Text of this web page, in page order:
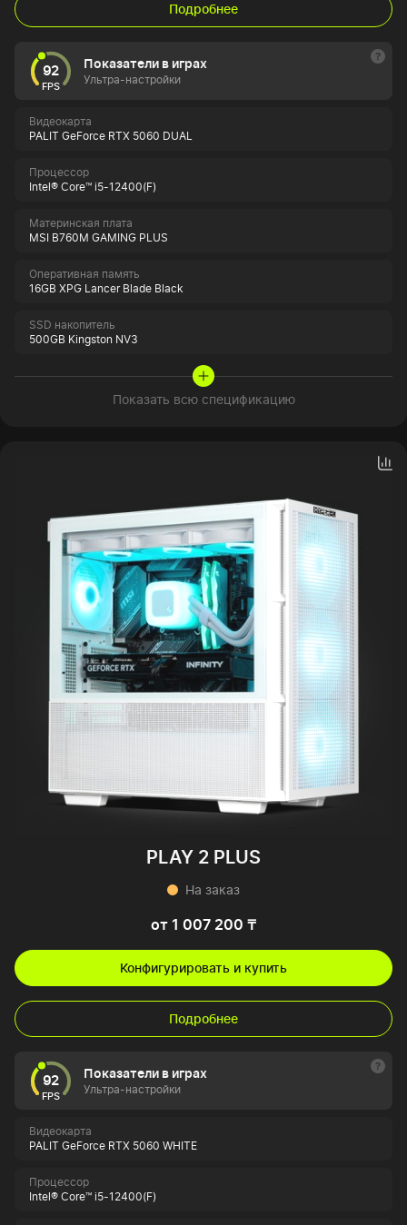
Подробнее
92
FPS
Показатели в играх
Ультра-настройки
Видеокарта
PALIT GeForce RTX 5060 DUAL
Процессор
Intel® Core™ i5-12400(F)
Материнская плата
MSI B760M GAMING PLUS
Оперативная память
16GB XPG Lancer Blade Black
SSD накопитель
500GB Kingston NV3
Показать всю спецификацию
PLAY 2 PLUS
На заказ
от 1 007 200 ₸
Конфигурировать и купить
Подробнее
92
FPS
Показатели в играх
Ультра-настройки
Видеокарта
PALIT GeForce RTX 5060 WHITE
Процессор
Intel® Core™ i5-12400(F)